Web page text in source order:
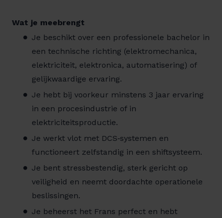
Wat je meebrengt
Je beschikt over een professionele bachelor in
een technische richting (elektromechanica,
elektriciteit, elektronica, automatisering) of
gelijkwaardige ervaring.
Je hebt bij voorkeur minstens 3 jaar ervaring
in een procesindustrie of in
elektriciteitsproductie.
Je werkt vlot met DCS‑systemen en
functioneert zelfstandig in een shiftsysteem.
Je bent stressbestendig, sterk gericht op
veiligheid en neemt doordachte operationele
beslissingen.
Je beheerst het Frans perfect en hebt